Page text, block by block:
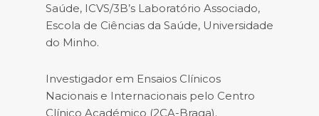
Saúde, ICVS/3B’s Laboratório Associado,
Escola de Ciências da Saúde, Universidade
do Minho.
Investigador em Ensaios Clínicos
Nacionais e Internacionais pelo Centro
Clínico Académico (2CA-Braga).